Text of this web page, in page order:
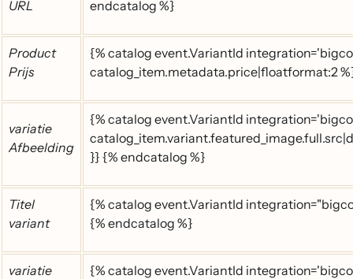
URL endcatalog %}
Product
Prijs
{% catalog event.VariantId
catalog_item.metadata.price|floatformat:2
variatie
Afbeelding
{% catalog event.VariantId
}} {% endcatalog %}
Titel
variant
{% catalog event.VariantId
{% endcatalog %}
variatie
{% catalog event.VariantId